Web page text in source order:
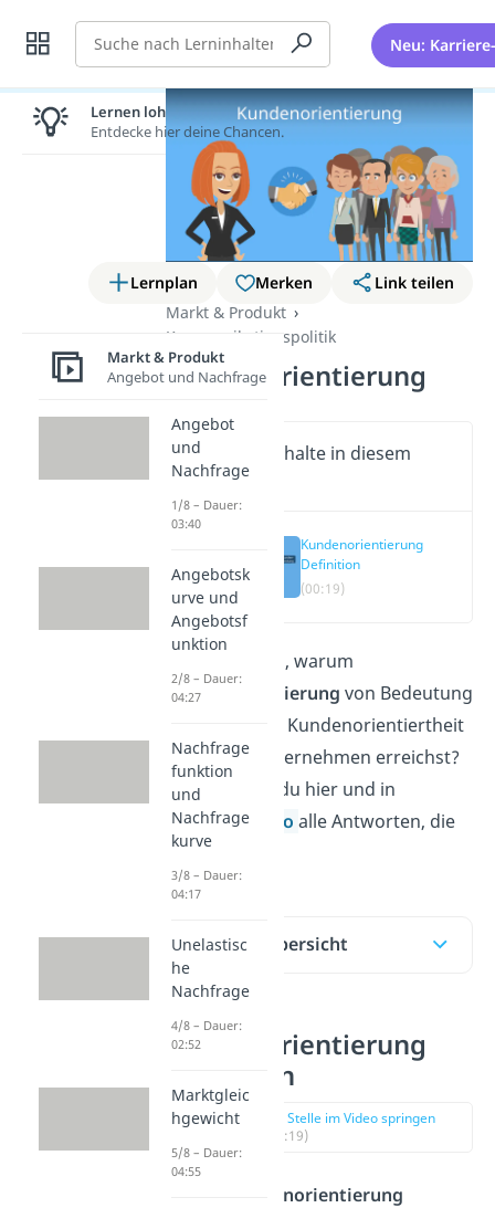
Suche Neu:
Lernplan Merken
Link teilen
Markt & Produkt
Kommunikationspolitik
Kundenorientierung
Wichtige Inhalte in diesem
Video
Kundenorientierung
Definition
(00:19)
Du fragst dich, warum
Kundenorientierung von Bedeutung
ist und wie du Kundenorientiertheit
in deinem Unternehmen erreichst?
Dann findest du hier und in
unseremVideo alle Antworten, die
du brauchst!
Inhaltsübersicht
Kundenorientierung
Definition
zur Stelle im Video springen
(00:19)
Kundenorientierung
Lernen lohnt sich!
Entdecke hier deine Chancen.
Markt & Produkt
Angebot und Nachfrage
Angebot
und
Nachfrage
1/8 – Dauer:
03:40
Angebotsk
urve und
Angebotsf
unktion
2/8 – Dauer:
04:27
Nachfrage
funktion
und
Nachfrage
kurve
3/8 – Dauer:
04:17
Unelastisc
he
Nachfrage
4/8 – Dauer:
02:52
Marktgleic
hgewicht
5/8 – Dauer:
04:55